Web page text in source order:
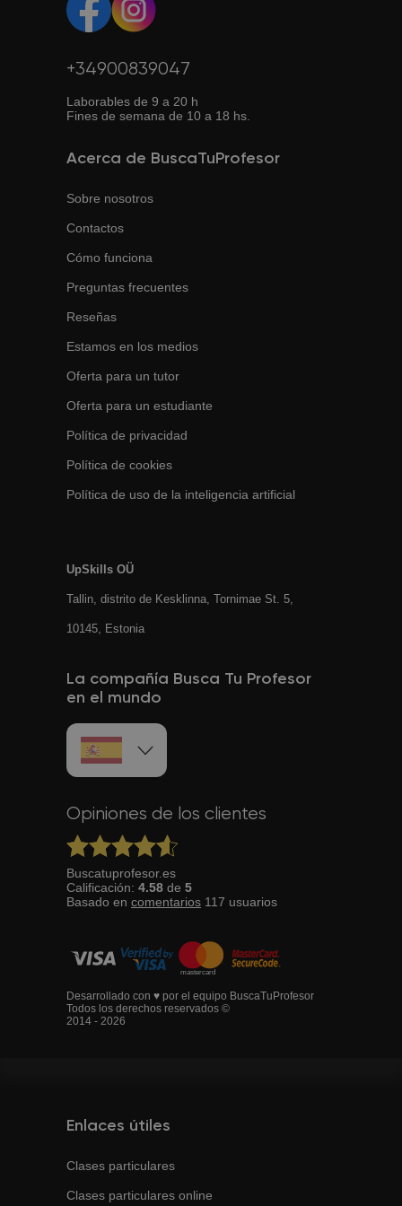
+34900839047
Laborables de 9 a 20 h
Fines de semana de 10 a 18 hs.
Acerca de BuscaTuProfesor
Sobre nosotros
Contactos
Cómo funciona
Preguntas frecuentes
Reseñas
Estamos en los medios
Oferta para un tutor
Oferta para un estudiante
Política de privacidad
Política de cookies
Política de uso de la inteligencia artificial
UpSkills OÜ
Tallin, distrito de Kesklinna, Tornimаe St. 5,
10145, Estonia
La compañía Busca Tu Profesor
en el mundo
Opiniones de los clientes
Buscatuprofesor.es
Calificación: 4.58 de 5
Basado en comentarios 117 usuarios
Desarrollado con ♥ por el equipo BuscaTuProfesor
Todos los derechos reservados ©
2014 - 2026
Enlaces útiles
Clases particulares
Clases particulares online